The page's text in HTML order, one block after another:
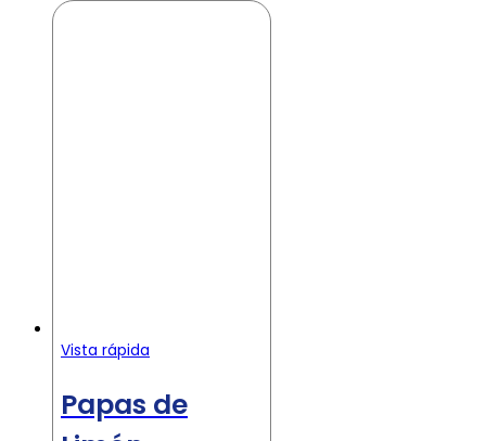
Vista rápida
Papas de